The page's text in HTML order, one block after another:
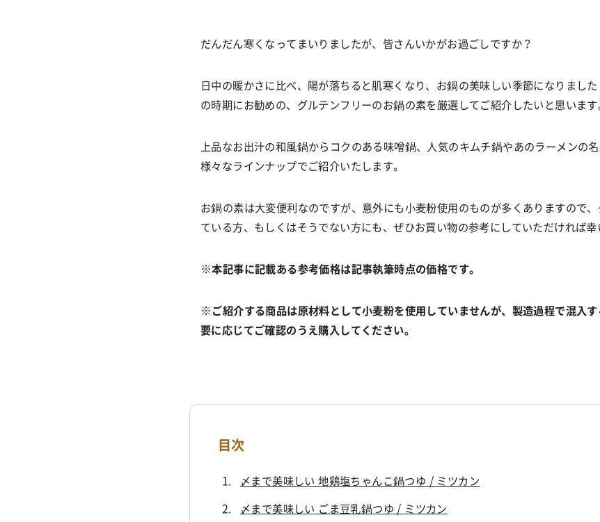
だんだん寒くなってまいりましたが、皆さんいかがお過ごしですか？
日中の暖かさに比べ、陽が落ちると肌寒くなり、お鍋の美味しい季節になりまし
の時期にお勧めの、グルテンフリーのお鍋の素を厳選してご紹介したいと思います
上品なお出汁の和風鍋からコクのある味噌鍋、人気のキムチ鍋やあのラーメンの名
様々なラインナップでご紹介いたします。
お鍋の素は大変便利なのですが、意外にも小麦粉使用のものが多くありますので
ている方、もしくはそうでない方にも、ぜひお買い物の参考にしていただければ幸
※本記事に記載ある参考価格は記事執筆時点の価格です。
※ご紹介する商品は原材料として小麦粉を使用していませんが、製造過程で混入
要に応じてご確認のうえ購入してください。
目次
〆まで美味しい 地鶏塩ちゃんこ鍋つゆ / ミツカン
〆まで美味しい ごま豆乳鍋つゆ / ミツカン